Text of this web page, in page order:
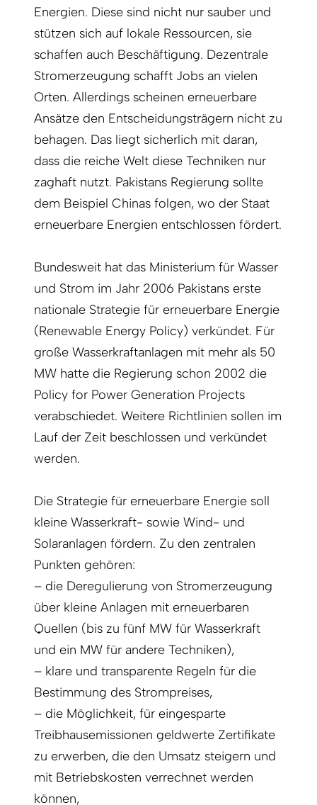
Energien. Diese sind nicht nur sauber und
stützen sich auf lokale Ressourcen, sie
schaffen auch Beschäftigung. Dezentrale
Stromerzeugung schafft Jobs an vielen
Orten. Allerdings scheinen erneuerbare
Ansätze den Entscheidungsträgern nicht zu
behagen. Das liegt sicherlich mit daran,
dass die reiche Welt diese Techniken nur
zaghaft nutzt. Pakistans Regierung sollte
dem Beispiel Chinas folgen, wo der Staat
erneuerbare Energien entschlossen fördert.
Bundesweit hat das Ministerium für Wasser
und Strom im Jahr 2006 Pakistans erste
nationale Strategie für erneuerbare Energie
(Renewable Energy Po­licy) verkündet. Für
große Wasserkraftanlagen mit mehr als 50
MW hatte die Regierung schon 2002 die
Policy for Power Generation Projects
verabschiedet. Weitere Richtlinien sollen im
Lauf der Zeit beschlossen und verkündet
werden.
Die Strategie für erneuerbare Energie soll
kleine Wasserkraft- sowie Wind- und
Solaranlagen fördern. Zu den zentralen
Punkten gehören:
– die Deregulierung von Stromerzeugung
über kleine Anlagen mit erneuerbaren
Quellen (bis zu fünf MW für Wasserkraft
und ein MW für andere Techniken),
– klare und transparente Regeln für die
Bestimmung des Strompreises,
– die Möglichkeit, für eingesparte
Treibhausemissionen geldwerte Zertifikate
zu erwerben, die den Umsatz steigern und
mit Betriebskosten verrechnet werden
können,